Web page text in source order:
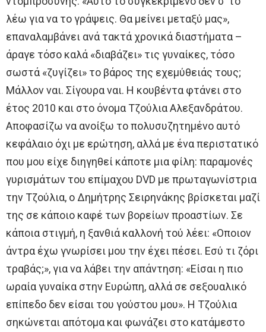
λέω για να το γράψεις. Θα μείνει μεταξύ μας»,
επαναλαμβάνει ανά τακτά χρονικά διαστήματα –
άραγε τόσο καλά «διαβάζει» τις γυναίκες, τόσο
σωστά «ζυγίζει» το βάρος της εχεμύθειάς τους;
Μάλλον ναι. Σίγουρα ναι. Η κουβέντα φτάνει στο
έτος 2010 και στο όνομα Τζούλια Αλεξανδράτου.
Αποφασίζω να ανοίξω το πολυσυζητημένο αυτό
κεφάλαιο όχι με ερώτηση, αλλά με ένα περιστατικό
που μου είχε διηγηθεί κάποτε μια φίλη: παραμονές
γυρισμάτων του επίμαχου DVD με πρωταγωνίστρια
την Τζούλια, ο Δημήτρης Σειρηνάκης βρίσκεται μαζί
της σε κάποιο καφέ των βορείων προαστίων. Σε
κάποια στιγμή, η ξανθιά καλλονή τού λέει: «Οποιον
άντρα έχω γνωρίσει μου την έχει πέσει. Εσύ τι ζόρι
τραβάς;», για να λάβει την απάντηση: «Είσαι η πιο
ωραία γυναίκα στην Ευρώπη, αλλά σε σεξουαλικό
επίπεδο δεν είσαι του γούστου μου». Η Τζούλια
σηκώνεται απότομα και φωνάζει στο κατάμεστο